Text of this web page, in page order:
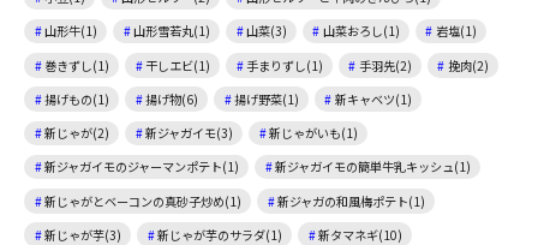
山形牛(1)
山形雪若丸(1) 山菜(3) 山菜おろし(1)
岩塩(1)
巻きずし(1)
干しエビ(1) 手まりずし(1) 手羽先(2)
挽肉(2)
揚げもの(1)
揚げ物(6) 揚げ野菜(1)
新キャベツ(1)
新じゃが(2)
新ジャガイモ(3)
新じゃがいも(1)
新ジャガイモのジャーマンポテト(1)
新ジャガイモの簡単牛乳キッシュ(1)
新じゃがとベーコンの真砂子炒め(1)
新ジャガの和風梅ポテト(1)
新じゃが芋(3)
新じゃが芋のサラダ(1)
新タマネギ(10)